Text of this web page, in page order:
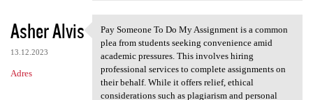
Asher Alvis
13.12.2023
Adres
Pay Someone To Do My
Pay Someone To Do My Assignment is a common
plea from students seeking convenience amid
academic pressures. This involves hiring
professional services to complete assignments on
their behalf. While it offers relief, ethical
considerations such as plagiarism and personal